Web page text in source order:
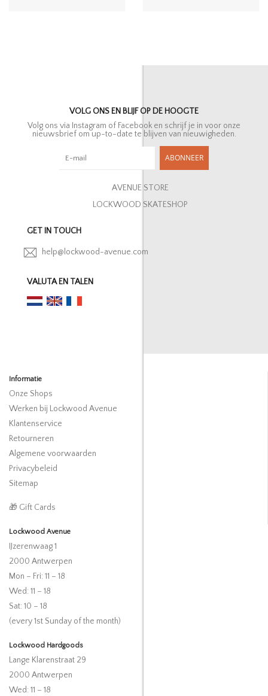
VOLG ONS EN BLIJF OP DE HOOGTE
Volg ons via Instagram of Facebook en schrijf je in voor onze
nieuwsbrief om up-to-date te blijven van nieuwigheden.
ABONNEER
AVENUE STORE
LOCKWOOD SKATESHOP
GET IN TOUCH
help@lockwood-avenue.com
VALUTA EN TALEN
Informatie
Onze Shops
Werken bij Lockwood Avenue
Klantenservice
Retourneren
Algemene voorwaarden
Privacybeleid
Sitemap
🎁 Gift Cards
Lockwood Avenue
IJzerenwaag 1
2000 Antwerpen
Mon – Fri: 11 – 18
Wed: 11 – 18
Sat: 10 – 18
(every 1st Sunday of the month)
Lockwood Hardgoods
Lange Klarenstraat 29
2000 Antwerpen
Wed: 11 – 18